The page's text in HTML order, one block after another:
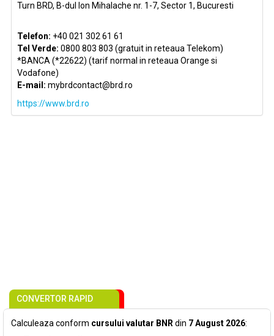
Turn BRD, B-dul Ion Mihalache nr. 1-7, Sector 1, Bucuresti
Telefon: +40 021 302 61 61
Tel Verde: 0800 803 803 (gratuit in reteaua Telekom)
*BANCA (*22622) (tarif normal in reteaua Orange si
Vodafone)
E-mail: mybrdcontact@brd.ro
https://www.brd.ro
CONVERTOR RAPID
Calculeaza conform cursului valutar BNR din 7 August 2026: